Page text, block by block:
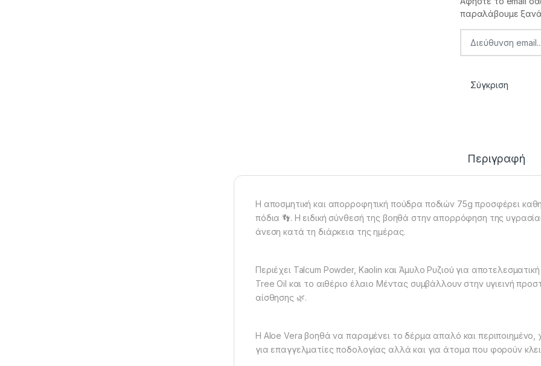
παραλάβουμε
Σύγκριση
Περιγραφή
Η αποσμητική και απορροφητική πούδρα ποδιών 75g προσφέρει
πόδια 👣. Η ειδική σύνθεσή της βοηθά στην απορρόφηση της
άνεση κατά τη διάρκεια της ημέρας.
Περιέχει Talcum Powder, Kaolin και Άμυλο Ρυζιού για
Tree Oil και το αιθέριο έλαιο Μέντας συμβάλλουν στην υγιεινή
αίσθησης 🌿.
Η Aloe Vera βοηθά να παραμένει το δέρμα απαλό και περιποιημένο,
για επαγγελματίες ποδολογίας αλλά και για άτομα που φορούν